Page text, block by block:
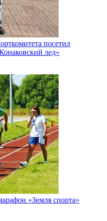
посетил
лед»
«Земля спорта»